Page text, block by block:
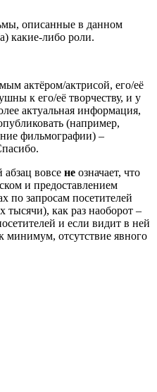
описанные в данном
какие-либо роли.
актёром/актрисой, его/её
к его/её творчеству, и у
актуальная информация,
(например,
фильмографии) –
вовсе не означает, что
и предоставлением
по запросам посетителей
тысячи), как раз наоборот –
и если видит в ней
минимум, отсутствие явного